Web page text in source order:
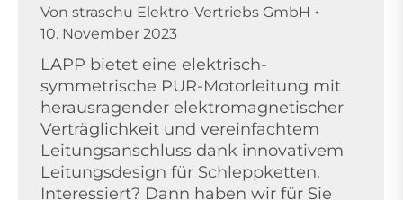
Von straschu Elektro-Vertriebs GmbH
10. November 2023
LAPP bietet eine elektrisch-
symmetrische PUR-Motorleitung mit
herausragender elektromagnetischer
Verträglichkeit und vereinfachtem
Leitungsanschluss dank innovativem
Leitungsdesign für Schleppketten.
Interessiert? Dann haben wir für Sie